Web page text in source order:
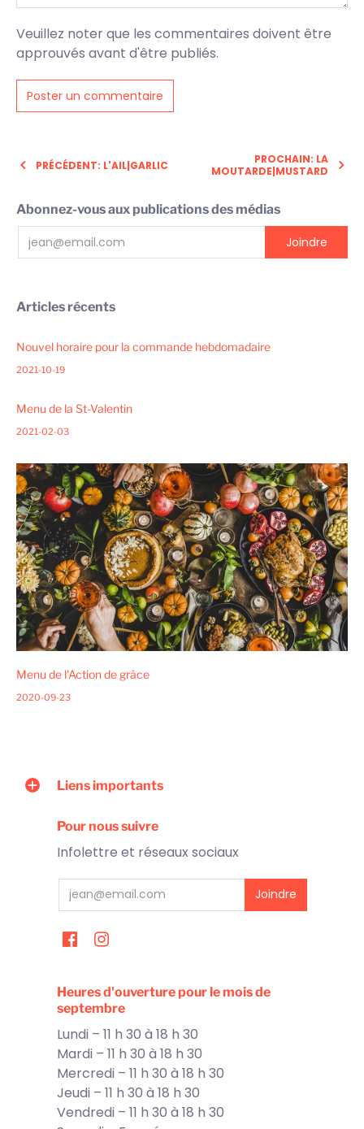
Veuillez noter que les commentaires doivent être
approuvés avant d'être publiés.
PRÉCÉDENT: L'AIL|GARLIC
PROCHAIN: LA
MOUTARDE|MUSTARD
Abonnez-vous aux publications des médias
Articles récents
Nouvel horaire pour la commande hebdomadaire
2021-10-19
Menu de la St-Valentin
2021-02-03
Menu de l'Action de grâce
2020-09-23
Liens importants
Pour nous suivre
Infolettre et réseaux sociaux
Heures d'ouverture pour le mois de
septembre
Lundi – 11 h 30 à 18 h 30
Mardi – 11 h 30 à 18 h 30
Mercredi – 11 h 30 à 18 h 30
Jeudi – 11 h 30 à 18 h 30
Vendredi – 11 h 30 à 18 h 30